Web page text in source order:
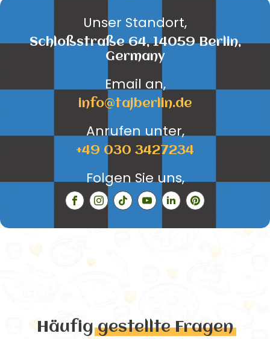
Unser Standort,
Schloßstraße 64, 14059 Berlin,
Germany
Email an,
info@tajberlin.de
Anrufen unter,
+49 030 3427234
Folgen Sie uns,
Häufiggestellte Fragen